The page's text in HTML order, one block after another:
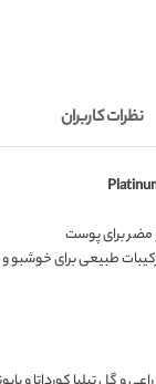
نظرات کاربران
مضر برای پوست
طبیعی برای خوشبو